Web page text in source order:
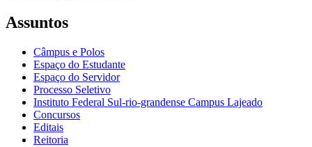
Assuntos
Câmpus e Polos
Espaço do Estudante
Espaço do Servidor
Processo Seletivo
Instituto Federal Sul-rio-grandense Campus Lajeado
Concursos
Editais
Reitoria